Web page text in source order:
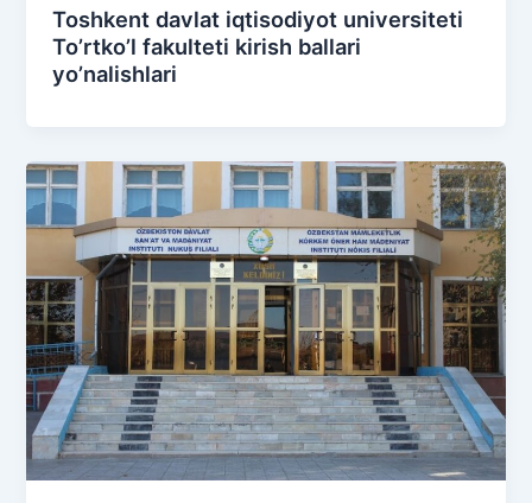
Toshkent davlat iqtisodiyot universiteti
To’rtko’l fakulteti kirish ballari
yo’nalishlari